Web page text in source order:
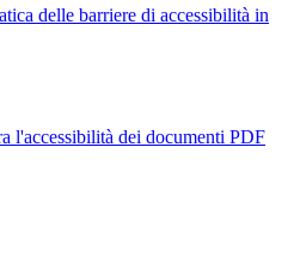
delle barriere di accessibilità in
l'accessibilità dei documenti PDF